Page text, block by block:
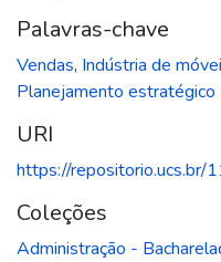
Palavras-chave
Vendas, Indústria de
Planejamento estratégico
URI
https://repositorio.ucs.br/
Coleções
Administração -